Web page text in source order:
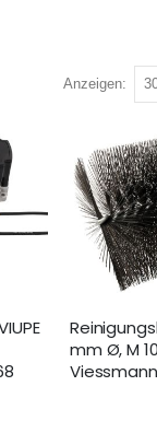
Anzeigen
mm Ø, M